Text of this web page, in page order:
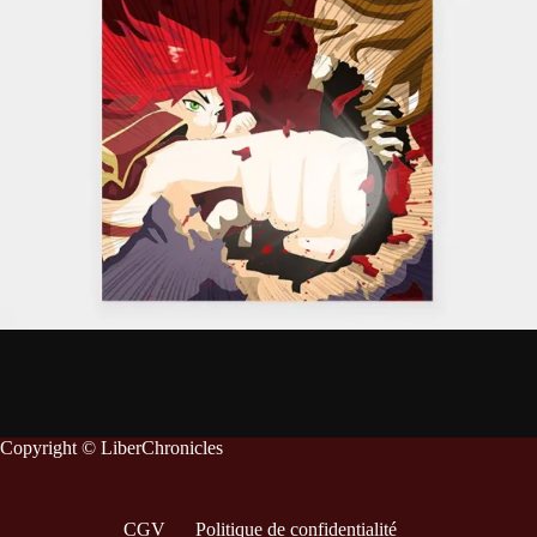
Copyright © LiberChronicles
CGV Politique de confidentialité